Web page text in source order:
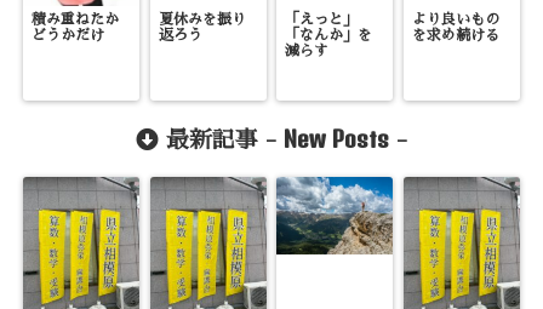
積み重ねたか
どうかだけ
夏休みを振り
返ろう
「えっと」
「なんか」を
減らす
より良いもの
を求め続ける
最新記事 - New Posts -